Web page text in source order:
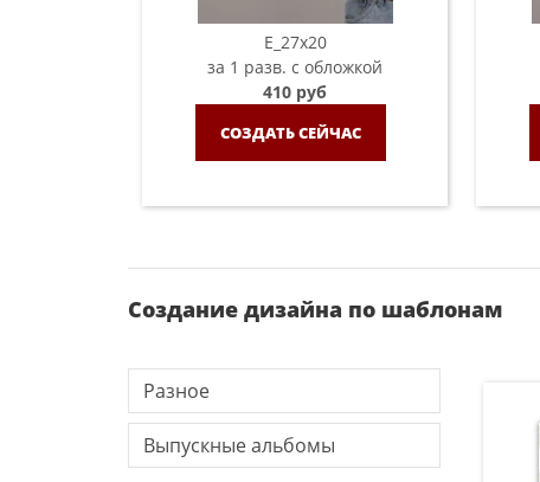
E_27x20
за 1 разв. с обложкой
410 руб
СОЗДАТЬ СЕЙЧАС
Создание дизайна по шаблонам
Разное
Выпускные альбомы